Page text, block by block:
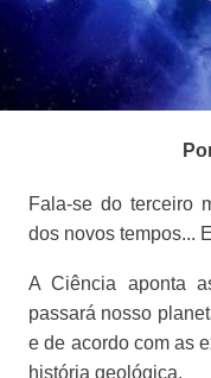
Fala-se do terceiro
dos novos tempos...
A Ciência aponta
passará nosso
e de acordo com as
história geológica.